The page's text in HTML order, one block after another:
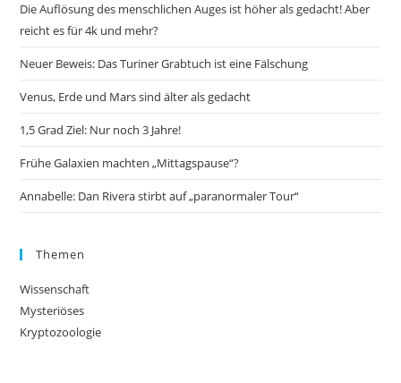
Die Auflösung des menschlichen Auges ist höher als gedacht! Aber
reicht es für 4k und mehr?
Neuer Beweis: Das Turiner Grabtuch ist eine Fälschung
Venus, Erde und Mars sind älter als gedacht
1,5 Grad Ziel: Nur noch 3 Jahre!
Frühe Galaxien machten „Mittagspause“?
Annabelle: Dan Rivera stirbt auf „paranormaler Tour“
Themen
Wissenschaft
Mysteriöses
Kryptozoologie